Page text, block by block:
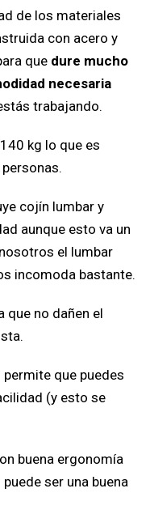
de los materiales
con acero y
que dure mucho
necesaria
trabajando.
kg lo que es
cojín lumbar y
aunque esto va un
el lumbar
incomoda bastante.
que no dañen el
que puedes
(y esto se
buena ergonomía
ser una buena